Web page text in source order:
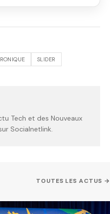
SLIDER
Tech et des Nouveaux
Socialnetlink.
TOUTES LES ACTUS →